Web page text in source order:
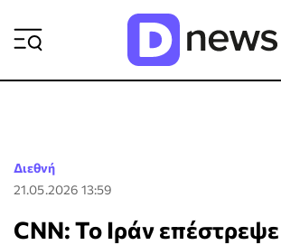
Διεθνή
21.05.2026 13:59
CNN: Το Ιράν